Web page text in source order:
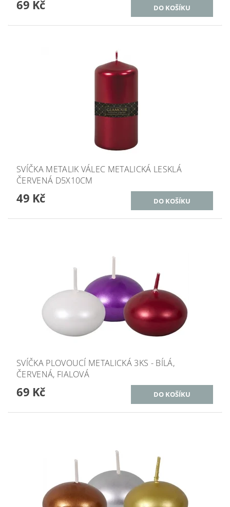
69 Kč
SVÍČKA METALIK VÁLEC METALICKÁ LESKLÁ
ČERVENÁ D5X10CM
49 Kč
SVÍČKA PLOVOUCÍ METALICKÁ 3KS - BÍLÁ,
ČERVENÁ, FIALOVÁ
69 Kč